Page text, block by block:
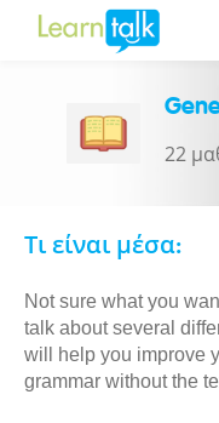
22
Τι είναι μέσα:
Not sure what you
talk about several
will help you improve
grammar without the